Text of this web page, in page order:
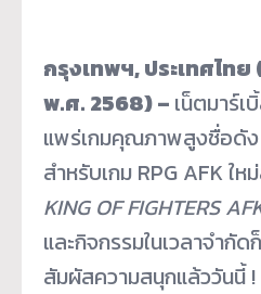
กรุงเทพฯ,ประเทศไทย
พ.ศ. 2568) – เน็ตมาร์
แพร่เกมคุณภาพสูงชื่อดั
สำหรับเกม RPG AFK ใ
KING OF FIGHTERS
และกิจกรรมในเวลาจำกั
สัมผัสความสนุกแล้ววันนี้ !